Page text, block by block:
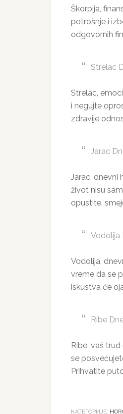
Škorpija,
potrošnje i
odgovornih
Strelac
Strelac,
i negujte
zdravije
Jarac
Jarac, dnevni
život nisu
opustite,
Vodolija
Vodolija,
vreme da se
iskustva će
Ribe
Ribe, vaš
se
Prihvatite
КАТЕГОРИЈЕ: